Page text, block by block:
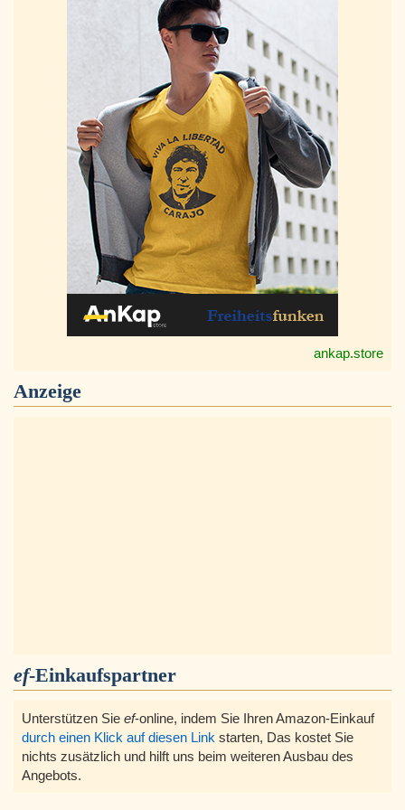
ankap.store
Anzeige
ef-Einkaufspartner
Unterstützen Sie ef-online, indem Sie Ihren Amazon-Einkauf
durch einen Klick auf diesen Link starten, Das kostet Sie
nichts zusätzlich und hilft uns beim weiteren Ausbau des
Angebots.